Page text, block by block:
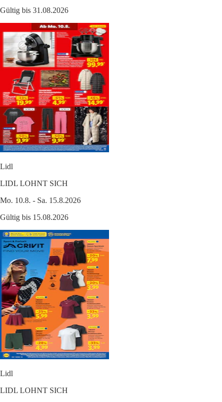
Gültig bis 31.08.2026
Lidl
LIDL LOHNT SICH
Mo. 10.8. - Sa. 15.8.2026
Gültig bis 15.08.2026
Lidl
LIDL LOHNT SICH